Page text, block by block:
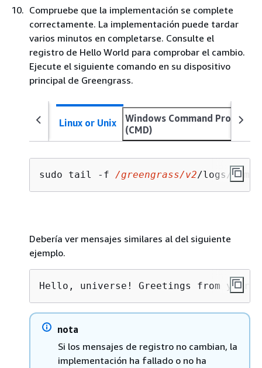
Compruebe que la implementación se complete
correctamente. La implementación puede tardar
varios minutos en completarse. Consulte el
registro de Hello World para comprobar el cambio.
Ejecute el siguiente comando en su dispositivo
principal de Greengrass.
Linux or Unix
Windows Command Prompt
(CMD)
sudo tail -f /greengrass/v2/logs/
Debería ver mensajes similares al del siguiente
ejemplo.
Hello, universe! Greetings from your
nota
Si los mensajes de registro no cambian, la
implementación ha fallado o no ha